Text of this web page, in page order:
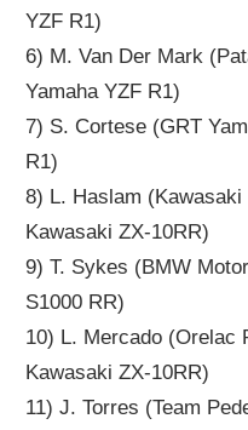
YZF R1)
6) M. Van Der Mark
Yamaha YZF R1)
7) S. Cortese (GRT
R1)
8) L. Haslam
Kawasaki ZX-10RR)
9) T. Sykes (BMW
S1000 RR)
10) L. Mercado (Orelac
Kawasaki ZX-10RR)
11) J. Torres (Team